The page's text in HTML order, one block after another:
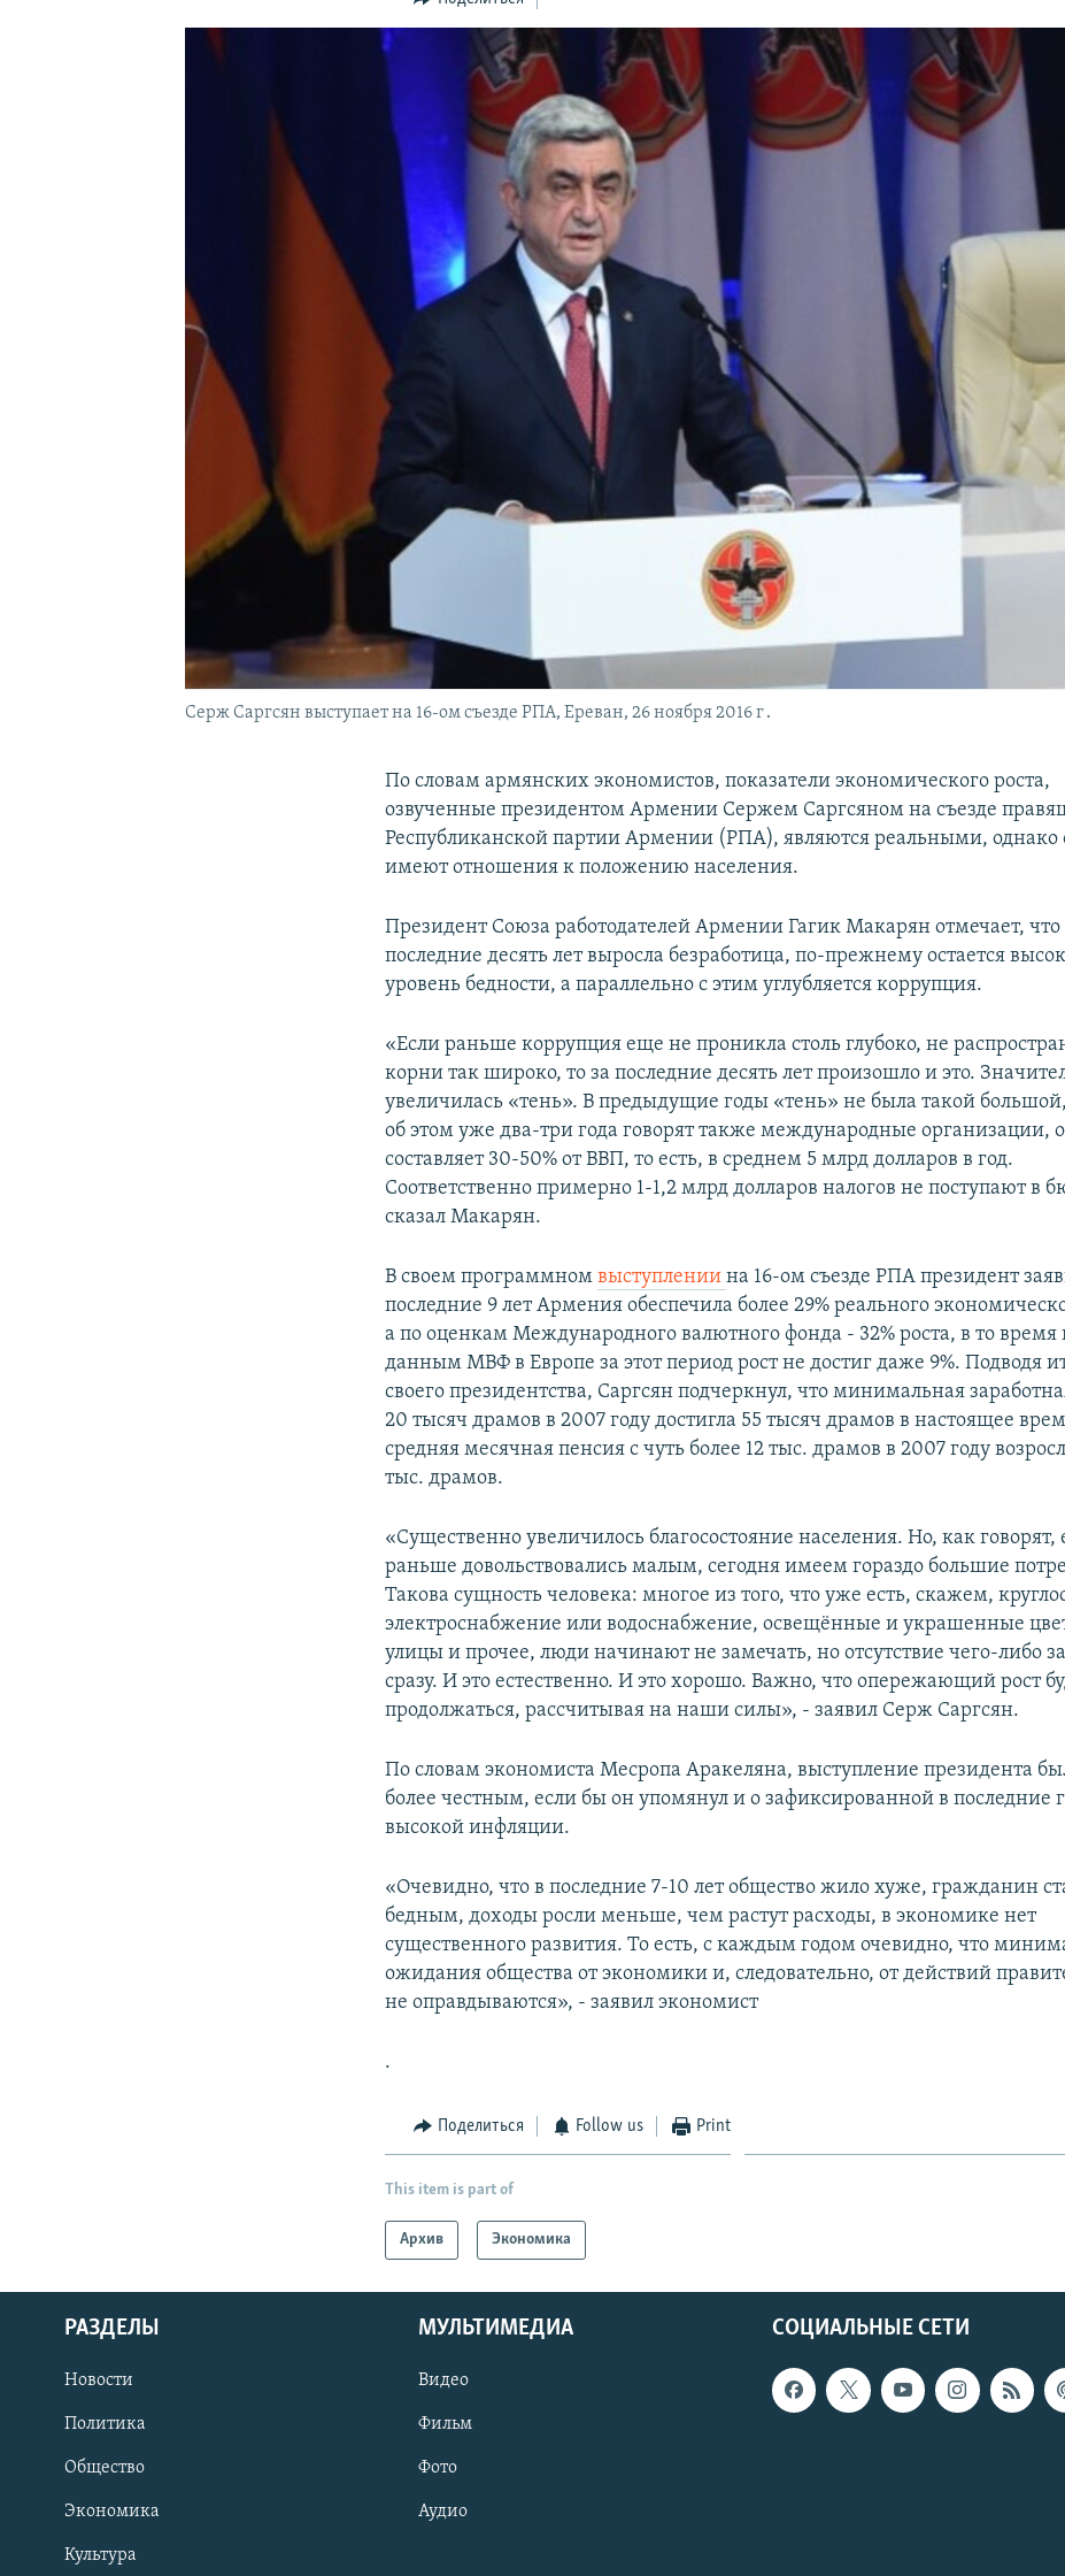
Серж Саргсян выступает на 16-ом съезде РПА, Ереван, 26 ноября 2016 г․
По словам армянских экономистов, показатели экономического роста,
озвученные президентом Армении Сержем Саргсяном на съезде
Республиканской партии Армении (РПА), являются реальными, однако
имеют отношения к положению населения.
Президент Союза работодателей Армении Гагик Макарян отмечает, что
последние десять лет выросла безработица, по-прежнему остается
уровень бедности, а параллельно с этим углубляется коррупция.
«Если раньше коррупция еще не проникла столь глубоко, не
корни так широко, то за последние десять лет произошло и это.
увеличилась «тень». В предыдущие годы «тень» не была такой
об этом уже два-три года говорят также международные организации,
составляет 30-50% от ВВП, то есть, в среднем 5 млрд долларов в год.
Соответственно примерно 1-1,2 млрд долларов налогов не поступают в
сказал Макарян.
В своем программномвыступлениина 16-ом съезде РПА президент
последние 9 лет Армения обеспечила более 29% реального
а по оценкам Международного валютного фонда - 32% роста, в то время
данным МВФ в Европе за этот период рост не достиг даже 9%. Подводя
своего президентства, Саргсян подчеркнул, что минимальная
20 тысяч драмов в 2007 году достигла 55 тысяч драмов в настоящее
средняя месячная пенсия с чуть более 12 тыс. драмов в 2007 году
тыс. драмов.
«Существенно увеличилось благосостояние населения. Но, как говорят,
раньше довольствовались малым, сегодня имеем гораздо большие
Такова сущность человека: многое из того, что уже есть, скажем,
электроснабжение или водоснабжение, освещённые и украшенные
улицы и прочее, люди начинают не замечать, но отсутствие чего-либо
сразу. И это естественно. И это хорошо. Важно, что опережающий рост
продолжаться, рассчитывая на наши силы», - заявил Серж Саргсян.
По словам экономиста Месропа Аракеляна, выступление президента
более честным, если бы он упомянул и о зафиксированной в последние
высокой инфляции.
«Очевидно, что в последние 7-10 лет общество жило хуже, гражданин
бедным, доходы росли меньше, чем растут расходы, в экономике нет
существенного развития. То есть, с каждым годом очевидно, что
ожидания общества от экономики и, следовательно, от действий
не оправдываются», - заявил экономист
.
Поделиться Follow us Print
This item is part of
Архив Экономика
СОЦИАЛЬНЫЕ СЕТИ
РАЗДЕЛЫ
Новости
Политика
Общество
Экономика
Культура
МУЛЬТИМЕДИА
Видео
Фильм
Фото
Аудио